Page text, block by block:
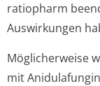
ratiopharm
Auswirkungen
Möglicherweise
mit